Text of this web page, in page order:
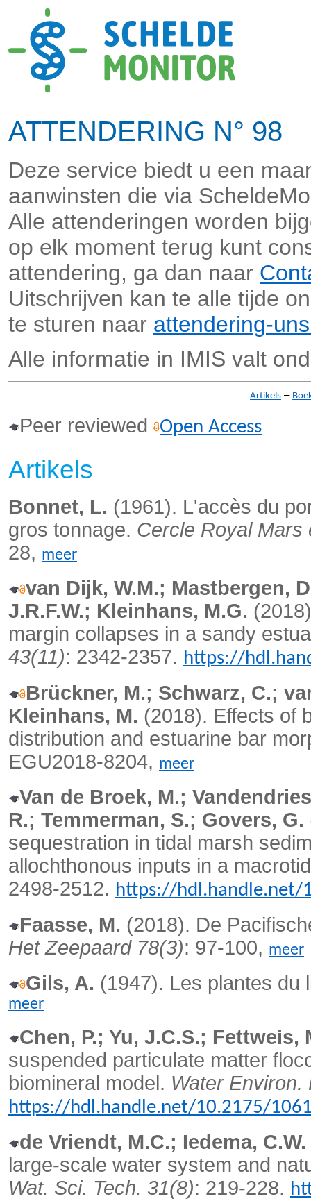
ATTENDERING N°
Deze service biedt u een
aanwinsten die via
Alle attenderingen worden
op elk moment terug kunt
attendering, ga dan naar
Uitschrijven kan te alle tijde
te sturen naar attendering-
Alle informatie in IMIS valt
Artikels –
Peer reviewed Open Access
Artikels
Bonnet, L. (1961). L'accès du
gros tonnage. Cercle Royal Mars
28, meer
van Dijk, W.M.; Mastbergen,
J.R.F.W.; Kleinhans, M.G.
margin collapses in a sandy
43(11): 2342-2357. https://
Brückner, M.; Schwarz, C.;
Kleinhans, M. (2018). Effects of
distribution and estuarine bar
EGU2018-8204, meer
Van de Broek, M.;
R.; Temmerman, S.; Govers, G.
sequestration in tidal marsh
allochthonous inputs in a
2498-2512. https://hdl.handle.net/
Faasse, M. (2018). De
Het Zeepaard 78(3): 97-100, meer
Gils, A. (1947). Les plantes du
meer
Chen, P.; Yu, J.C.S.; Fettweis,
suspended particulate matter
biomineral model. Water Environ.
https://hdl.handle.net/10.2175/
de Vriendt, M.C.; Iedema, C.W.
large-scale water system and
Wat. Sci. Tech. 31(8): 219-228.